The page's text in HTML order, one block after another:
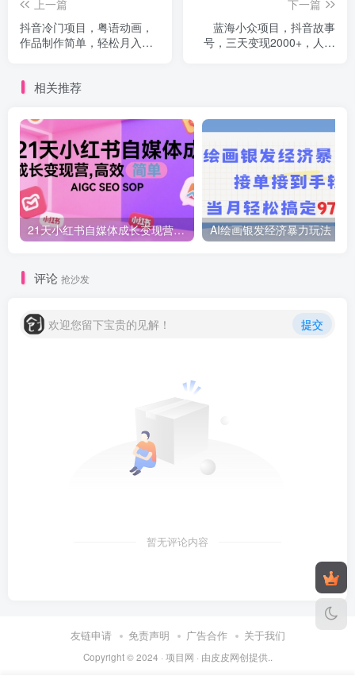
上一篇
抖音冷门项目，粤语动画，
作品制作简单，轻松月入
下一篇
蓝海小众项目，抖音故事
号，三天变现2000+，人人
相关推荐
21天小红书自媒体成长变现营，高效 简单 AIGC SEO SOP
评论 抢沙发
欢迎您留下宝贵的见解！ 提交
暂无评论内容
友链申请 免责声明 广告合作 关于我们
Copyright © 2024 · 项目网 · 由皮皮网创提供..